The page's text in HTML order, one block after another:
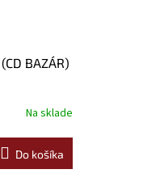
BAZÁR)
Na sklade
Do košíka